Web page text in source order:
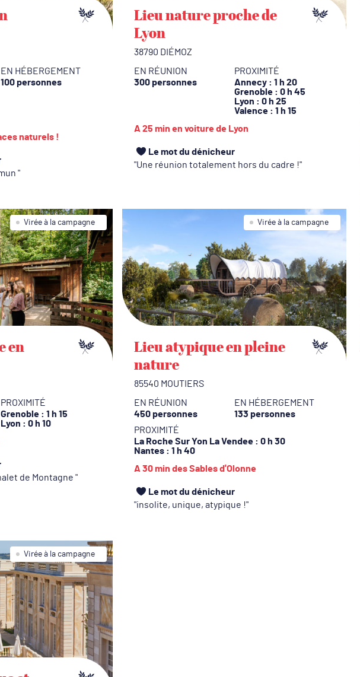
EN HÉBERGEMENT
100 personnes
naturels !
Lieu nature proche de
Lyon
38790 DIÉMOZ
EN RÉUNION
300 personnes
PROXIMITÉ
Annecy: 1 h 20
Grenoble: 0 h 45
Lyon : 0 h 25
Valence: 1 h 15
A 25 min en voiture de Lyon
Le mot du dénicheur
Une réunion totalement hors du cadre !
Virée à la campagne
en
PROXIMITÉ
Grenoble : 1 h 15
Lyon : 0 h 10
de Montagne
Virée à la campagne
Lieu atypique en pleine
nature
85540 MOUTIERS
EN RÉUNION
450 personnes
EN HÉBERGEMENT
133 personnes
PROXIMITÉ
La Roche Sur Yon La Vendee: 0 h 30
Nantes: 1 h 40
A 30 min des Sables d'Olonne
Le mot du dénicheur
insolite, unique, atypique !
Virée à la campagne